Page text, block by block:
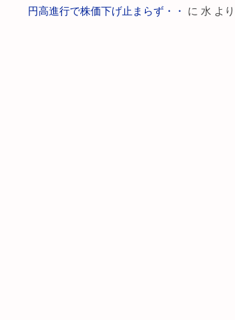
円高進行で株価下げ止まらず・・ に 水 より